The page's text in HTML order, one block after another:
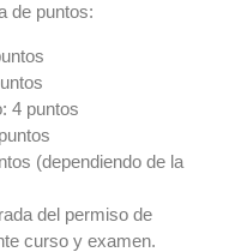
de puntos:
4 puntos
(dependiendo de la
del permiso de
curso y examen.